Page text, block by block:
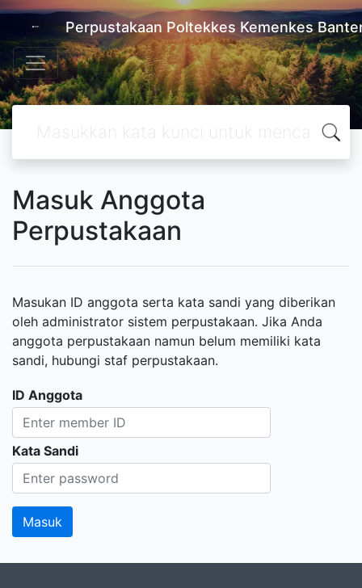
Perpustakaan Poltekkes Kemenkes
Masuk Anggota
Perpustakaan
Masukan ID anggota serta kata sandi yang diberikan
oleh administrator sistem perpustakaan. Jika Anda
anggota perpustakaan namun belum memiliki kata
sandi, hubungi staf perpustakaan.
ID Anggota
Kata Sandi